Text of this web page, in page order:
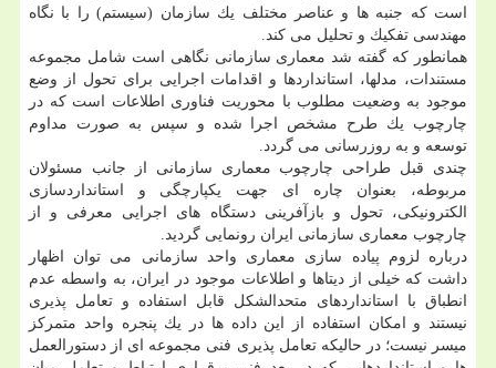
است كه جنبه ها و عناصر مختلف یك سازمان (سیستم) را با نگاه
مهندسی تفكیك و تحلیل می كند.
همانطور كه گفته شد معماری سازمانی نگاهی است شامل مجموعه
مستندات، مدلها، استانداردها و اقدامات اجرایی برای تحول از وضع
موجود به وضعیت مطلوب با محوریت فناوری اطلاعات است كه در
چارچوب یك طرح مشخص اجرا شده و سپس به صورت مداوم
توسعه و به روزرسانی می گردد.
چندی قبل طراحی چارچوب معماری سازمانی از جانب مسئولان
مربوطه، بعنوان چاره ای جهت یكپارچگی و استانداردسازی
الكترونیكی، تحول و بازآفرینی دستگاه های اجرایی معرفی و از
چارچوب معماری سازمانی ایران رونمایی گردید.
درباره لزوم پیاده سازی معماری واحد سازمانی می توان اظهار
داشت كه خیلی از دیتاها و اطلاعات موجود در ایران، به واسطه عدم
انطباق با استانداردهای متحدالشكل قابل استفاده و تعامل پذیری
نیستند و امكان استفاده از این داده ها در یك پنجره واحد متمركز
میسر نیست؛ در حالیكه تعامل پذیری فنی مجموعه ای از دستورالعمل